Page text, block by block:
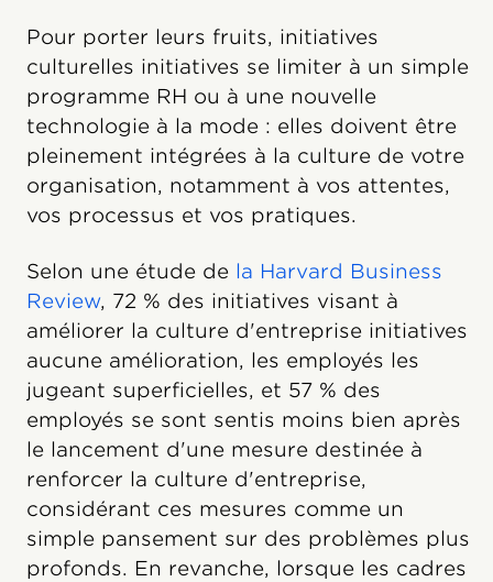
Pour porter leurs fruits, initiatives
culturelles initiatives se limiter à un simple
programme RH ou à une nouvelle
technologie à la mode : elles doivent être
pleinement intégrées à la culture de votre
organisation, notamment à vos attentes,
vos processus et vos pratiques.
Selon une étude de la Harvard Business
Review, 72 % des initiatives visant à
améliorer la culture d'entreprise initiatives
aucune amélioration, les employés les
jugeant superficielles, et 57 % des
employés se sont sentis moins bien après
le lancement d'une mesure destinée à
renforcer la culture d'entreprise,
considérant ces mesures comme un
simple pansement sur des problèmes plus
profonds. En revanche, lorsque les cadres